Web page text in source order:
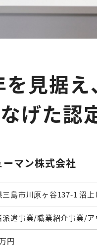
見据
げた認
マン株式会社
三島市川原ヶ谷137-1 沼上
派遣事業/職業紹介事業/
円